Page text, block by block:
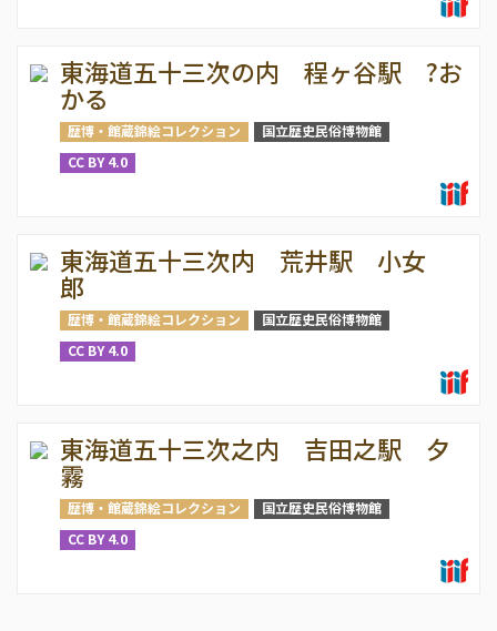
東海道五十三次の内 程ヶ谷駅 ?お
かる
歴博・館蔵錦絵コレクション
国立歴史民俗博物館
CC BY 4.0
東海道五十三次内 荒井駅 小女
郎
歴博・館蔵錦絵コレクション
国立歴史民俗博物館
CC BY 4.0
東海道五十三次之内 吉田之駅 夕
霧
歴博・館蔵錦絵コレクション
国立歴史民俗博物館
CC BY 4.0